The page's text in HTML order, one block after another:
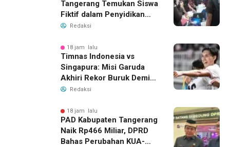
Tangerang Temukan Siswa
Fiktif dalam Penyidikan
Dana BOP PKBM
Redaksi
18 jam lalu
Timnas Indonesia vs
Singapura: Misi Garuda
Akhiri Rekor Buruk Demi
Tiket Semifinal Piala AFF
Redaksi
18 jam lalu
PAD Kabupaten Tangerang
Naik Rp466 Miliar, DPRD
Bahas Perubahan KUA-